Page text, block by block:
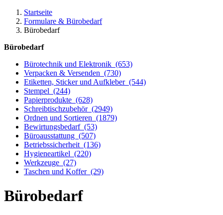
Startseite
Formulare & Bürobedarf
Bürobedarf
Bürobedarf
Bürotechnik und Elektronik (653)
Verpacken & Versenden (730)
Etiketten, Sticker und Aufkleber (544)
Stempel (244)
Papierprodukte (628)
Schreibtischzubehör (2949)
Ordnen und Sortieren (1879)
Bewirtungsbedarf (53)
Büroausstattung (507)
Betriebssicherheit (136)
Hygieneartikel (220)
Werkzeuge (27)
Taschen und Koffer (29)
Bürobedarf